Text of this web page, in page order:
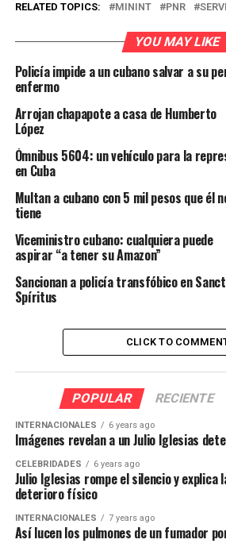
RELATED TOPICS: MININT PNR
YOU MAY LIKE
Policía impide a un cubano salvar a su
enfermo
Arrojan chapapote a casa de Humberto
López
Ómnibus 5604: un vehículo para la
en Cuba
Multan a cubano con 5 mil pesos que él
tiene
Viceministro cubano: cualquiera puede
aspirar “a tener su Amazon”
Sancionan a policía transfóbico en
Spíritus
CLICK TO
POPULAR RECIENTE
INTERNACIONALES 6 years ago
Imágenes revelan a un Julio Iglesias
CELEBRIDADES 6 years ago
Julio Iglesias rompe el silencio y explica
deterioro físico
INTERNACIONALES 7 years ago
Así lucen los pulmones de un fumador